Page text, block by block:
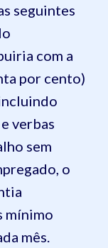
seguintes
com a
por cento)
verbas
sem
o
mínimo
mês.